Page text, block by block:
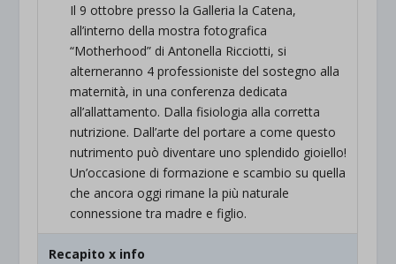
Il 9 ottobre presso la Galleria la Catena,
all’interno della mostra fotografica
“Motherhood” di Antonella Ricciotti, si
alterneranno 4 professioniste del sostegno alla
maternità, in una conferenza dedicata
all’allattamento. Dalla fisiologia alla corretta
nutrizione. Dall’arte del portare a come questo
nutrimento può diventare uno splendido gioiello!
Un’occasione di formazione e scambio su quella
che ancora oggi rimane la più naturale
connessione tra madre e figlio.
Recapito x info